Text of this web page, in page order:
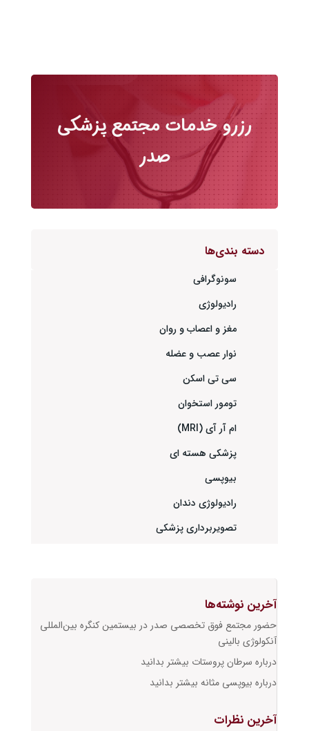
رزرو خدمات مجتمع پزشکی
صدر
دسته بندی‌ها
سونوگرافی
رادیولوژی
مغز و اعصاب و روان
نوار عصب و عضله
سی تی اسکن
تومور استخوان
ام آر آی (MRI)
پزشکی هسته ای
بیوپسی
رادیولوژی دندان
تصویربرداری پزشکی
آخرین نوشته‌ها
حضور مجتمع فوق تخصصی صدر در بیستمین کنگره بین‌المللی
آنکولوژی بالینی
درباره سرطان پروستات بیشتر بدانید
درباره بیوپسی مثانه بیشتر بدانید
آخرین نظرات